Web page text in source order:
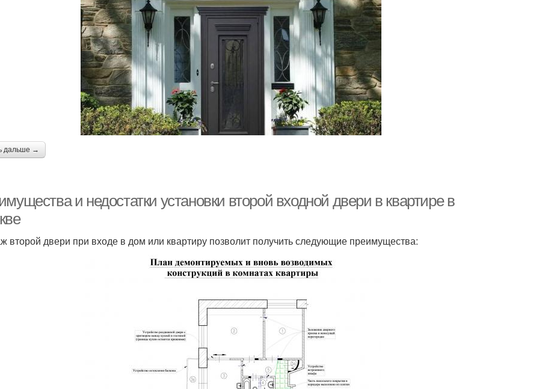
дальше →
и недостатки установки второй входной двери в квартире в
второй двери при входе в дом или квартиру позволит получить следующие преимущества: